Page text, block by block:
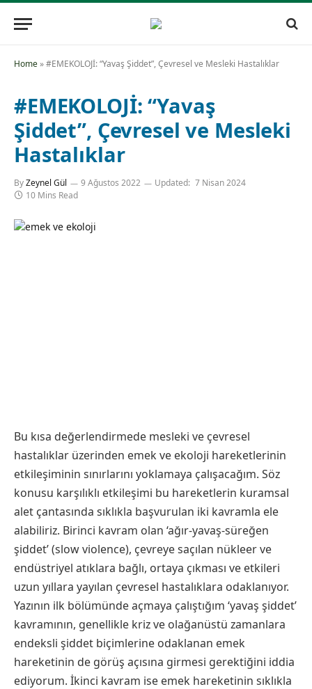
Home»#EMEKOLOJİ: “Yavaş Şiddet”, Çevresel ve Mesleki Hastalıklar
#EMEKOLOJİ: “Yavaş
Şiddet”, Çevresel ve Mesleki
Hastalıklar
ByZeynel Gül 9 Ağustos 2022 Updated: 7 Nisan 2024
10 Mins Read
Bu kısa değerlendirmede mesleki ve çevresel
hastalıklar üzerinden emek ve ekoloji hareketlerinin
etkileşiminin sınırlarını yoklamaya çalışacağım. Söz
konusu karşılıklı etkileşimi bu hareketlerin kuramsal
alet çantasında sıklıkla başvurulan iki kavramla ele
alabiliriz. Birinci kavram olan ‘ağır-yavaş-süreğen
şiddet’ (slow violence), çevreye saçılan nükleer ve
endüstriyel atıklara bağlı, ortaya çıkması ve etkileri
uzun yıllara yayılan çevresel hastalıklara odaklanıyor.
Yazının ilk bölümünde açmaya çalıştığım ‘yavaş şiddet’
kavramının, genellikle kriz ve olağanüstü zamanlara
endeksli şiddet biçimlerine odaklanan emek
hareketinin de görüş açısına girmesi gerektiğini iddia
ediyorum. İkinci kavram ise emek hareketinin sıklıkla